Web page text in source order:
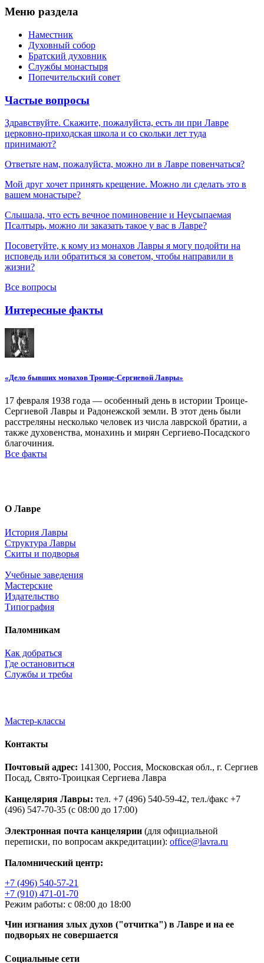
Меню раздела
Наместник
Духовный собор
Братский духовник
Службы монастыря
Попечительский совет
Частые вопросы
Здравствуйте. Скажите, пожалуйста, есть ли при Лавре
церковно-приходская школа и со скольки лет туда
принимают?
Ответьте нам, пожалуйста, можно ли в Лавре повенчаться?
Мой друг хочет принять крещение. Можно ли сделать это в
вашем монастыре?
Слышала, что есть вечное поминовение и Неусыпаемая
Псалтырь, можно ли заказать такое у вас в Лавре?
Посоветуйте, к кому из монахов Лавры я могу подойти на
исповедь или обратиться за советом, чтобы направили в
жизни?
Все вопросы
Интересные факты
«Дело бывших монахов Троице-Сергиевой Лавры»
17 февраля 1938 года — особенный день в истории Троице-
Сергиевой Лавры и Радонежской земли. В этот день были
расстреляны несколько человек из числа лаврской братии, а
также духовенства, монахинь и мирян Сергиево-Посадского
благочиния.
Все факты
О Лавре
История Лавры
Структура Лавры
Скиты и подворья
Учебные заведения
Мастерские
Издательство
Типография
Паломникам
Как добраться
Где остановиться
Службы и требы
Мастер-классы
Контакты
Почтовый адрес: 141300, Россия, Московская обл., г. Сергиев
Посад, Свято-Троицкая Сергиева Лавра
Канцелярия Лавры: тел. +7 (496) 540-59-42, тел./факс +7
(496) 547-70-35 (с 08:00 до 17:00)
Электронная почта канцелярии (для официальной
переписки, по вопросам аккредитации): office@lavra.ru
Паломнический центр:
+7 (496) 540-57-21
+7 (910) 471-01-70
Режим работы: с 08:00 до 18:00
Чин изгнания злых духов ("отчитка") в Лавре и на ее
подворьях не совершается
Социальные сети